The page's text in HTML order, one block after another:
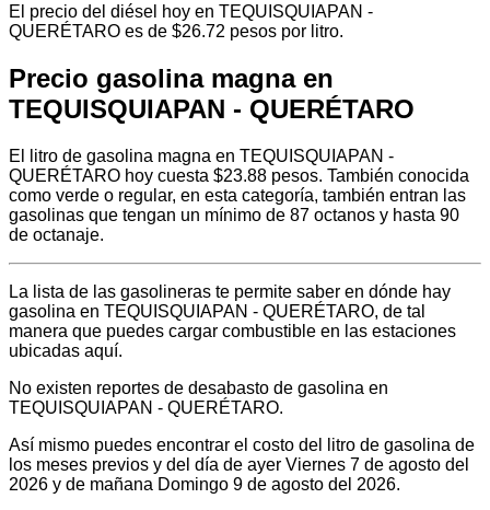
El precio del diésel hoy en TEQUISQUIAPAN -
QUERÉTARO es de $26.72 pesos por litro.
Precio gasolina magna en
TEQUISQUIAPAN - QUERÉTARO
El litro de gasolina magna en TEQUISQUIAPAN -
QUERÉTARO hoy cuesta $23.88 pesos. También conocida
como verde o regular, en esta categoría, también entran las
gasolinas que tengan un mínimo de 87 octanos y hasta 90
de octanaje.
La lista de las gasolineras te permite saber en dónde hay
gasolina en TEQUISQUIAPAN - QUERÉTARO, de tal
manera que puedes cargar combustible en las estaciones
ubicadas aquí.
No existen reportes de desabasto de gasolina en
TEQUISQUIAPAN - QUERÉTARO.
Así mismo puedes encontrar el costo del litro de gasolina de
los meses previos y del día de ayer Viernes 7 de agosto del
2026 y de mañana Domingo 9 de agosto del 2026.